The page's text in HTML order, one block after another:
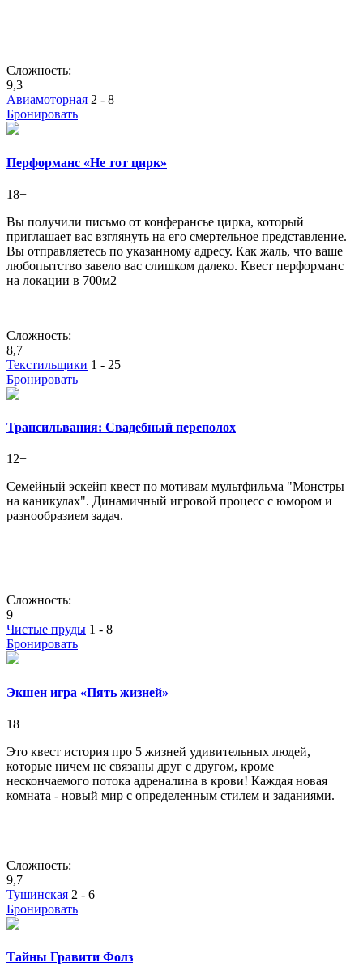
Сложность:
9,3
Авиамоторная 2 - 8
Бронировать
Перформанс «Не тот цирк»
18+
Вы получили письмо от конферансье цирка, который
приглашает вас взглянуть на его смертельное представление.
Вы отправляетесь по указанному адресу. Как жаль, что ваше
любопытство завело вас слишком далеко. Квест перформанс
на локации в 700м2
Сложность:
8,7
Текстильщики 1 - 25
Бронировать
Трансильвания: Свадебный переполох
12+
Семейный эскейп квест по мотивам мультфильма "Монстры
на каникулах". Динамичный игровой процесс с юмором и
разнообразием задач.
Сложность:
9
Чистые пруды 1 - 8
Бронировать
Экшен игра «Пять жизней»
18+
Это квест история про 5 жизней удивительных людей,
которые ничем не связаны друг с другом, кроме
нескончаемого потока адреналина в крови! Каждая новая
комната - новый мир с определенным стилем и заданиями.
Сложность:
9,7
Тушинская 2 - 6
Бронировать
Тайны Гравити Фолз